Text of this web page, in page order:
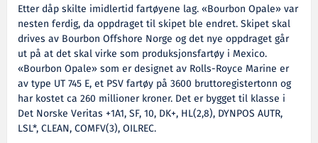
Etter dåp skilte imidlertid fartøyene lag. «Bourbon Opale» var
nesten ferdig, da oppdraget til skipet ble endret. Skipet skal
drives av Bourbon Offshore Norge og det nye oppdraget går
ut på at det skal virke som produksjonsfartøy i Mexico.
«Bourbon Opale» som er designet av Rolls-Royce Marine er
av type UT 745 E, et PSV fartøy på 3600 bruttoregistertonn og
har kostet ca 260 millioner kroner. Det er bygget til klasse i
Det Norske Veritas +1A1, SF, 10, DK+, HL(2,8), DYNPOS AUTR,
LSL*, CLEAN, COMFV(3), OILREC.